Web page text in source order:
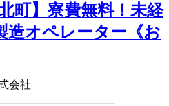
町】寮費無料！未経
造オペレーター《お
会社